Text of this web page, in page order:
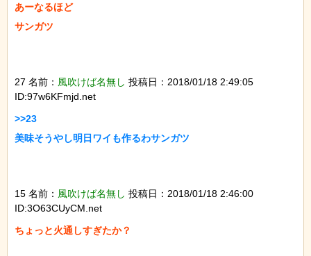
あーなるほど
サンガツ
27 名前： 風吹けば名無し 投稿日：2018/01/18 2:49:05
ID:97w6KFmjd.net
>>23
美味そうやし明日ワイも作るわサンガツ
15 名前： 風吹けば名無し 投稿日：2018/01/18 2:46:00
ID:3O63CUyCM.net
ちょっと火通しすぎたか？